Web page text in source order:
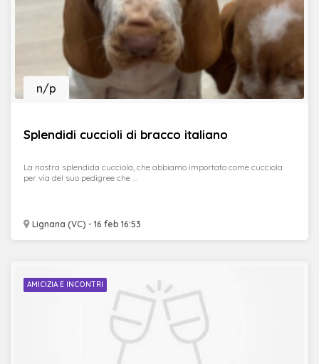
Splendidi cuccioli di bracco italiano
Lignana (VC) - 16 feb 16:53
n/p
La nostra splendida cucciola, che abbiamo importato come cucciola
per via del suo pedigree che ...
AMICIZIA E INCONTRI